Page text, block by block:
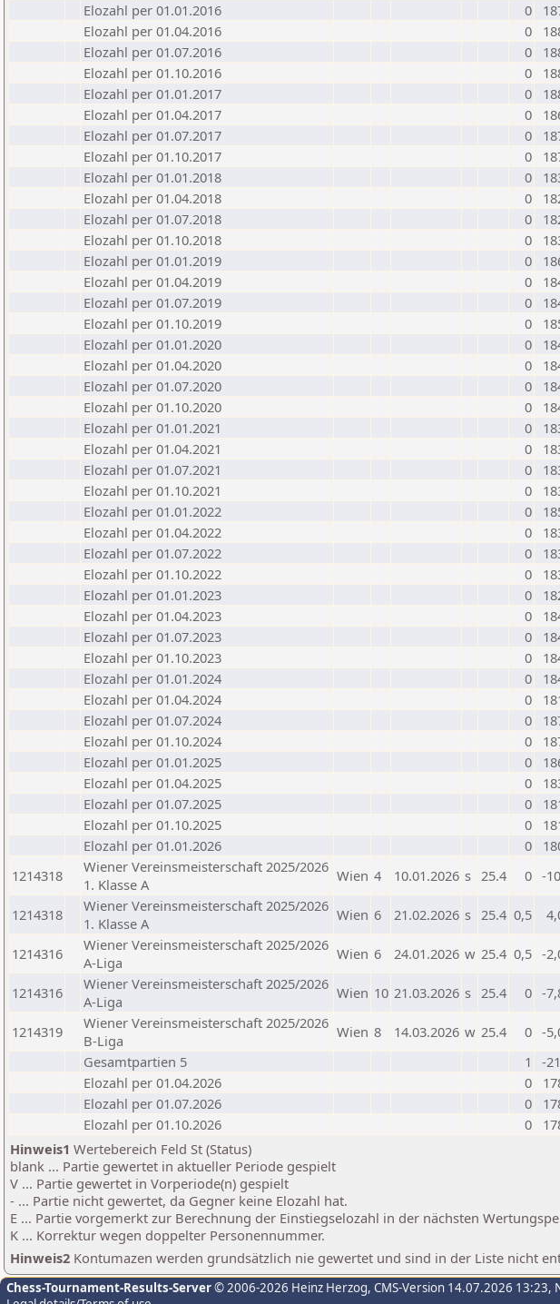
Elozahl per 01.01.2016
0
Elozahl per 01.04.2016
0
Elozahl per 01.07.2016
0
Elozahl per 01.10.2016
0
Elozahl per 01.01.2017
0
Elozahl per 01.04.2017
0
Elozahl per 01.07.2017
0
Elozahl per 01.10.2017
0
Elozahl per 01.01.2018
0
Elozahl per 01.04.2018
0
Elozahl per 01.07.2018
0
Elozahl per 01.10.2018
0
Elozahl per 01.01.2019
0
Elozahl per 01.04.2019
0
Elozahl per 01.07.2019
0
Elozahl per 01.10.2019
0
Elozahl per 01.01.2020
0
Elozahl per 01.04.2020
0
Elozahl per 01.07.2020
0
Elozahl per 01.10.2020
0
Elozahl per 01.01.2021
0
Elozahl per 01.04.2021
0
Elozahl per 01.07.2021
0
Elozahl per 01.10.2021
0
Elozahl per 01.01.2022
0
Elozahl per 01.04.2022
0
Elozahl per 01.07.2022
0
Elozahl per 01.10.2022
0
Elozahl per 01.01.2023
0
Elozahl per 01.04.2023
0
Elozahl per 01.07.2023
0
Elozahl per 01.10.2023
0
Elozahl per 01.01.2024
0
Elozahl per 01.04.2024
0
Elozahl per 01.07.2024
0
Elozahl per 01.10.2024
0
Elozahl per 01.01.2025
0
Elozahl per 01.04.2025
0
Elozahl per 01.07.2025
0
Elozahl per 01.10.2025
0
Elozahl per 01.01.2026
0
1214318
Wiener Vereinsmeisterschaft 2025/2026
1. Klasse A
Wien 4 10.01.2026 s 25.4 0 -
1214318
Wiener Vereinsmeisterschaft 2025/2026
1. Klasse A
Wien 6 21.02.2026 s 25.4 0,5
1214316
Wiener Vereinsmeisterschaft 2025/2026
A-Liga
Wien 6 24.01.2026 w 25.4 0,5 -
1214316
Wiener Vereinsmeisterschaft 2025/2026
A-Liga
Wien 10 21.03.2026 s 25.4 0 -
1214319
Wiener Vereinsmeisterschaft 2025/2026
B-Liga
Wien 8 14.03.2026 w 25.4 0 -
Gesamtpartien 5
1
-
Elozahl per 01.04.2026
0
Elozahl per 01.07.2026
0
Elozahl per 01.10.2026
0
Hinweis1 Wertebereich Feld St (Status)
blank ... Partie gewertet in aktueller Periode gespielt
V ... Partie gewertet in Vorperiode(n) gespielt
- ... Partie nicht gewertet, da Gegner keine Elozahl hat.
E ... Partie vorgemerkt zur Berechnung der Einstiegselozahl in der nächsten
K ... Korrektur wegen doppelter Personennummer.
Hinweis2 Kontumazen werden grundsätzlich nie gewertet und sind in der Liste nicht
Chess-Tournament-Results-Server© 2006-2026 Heinz Herzog, CMS-Version 14.07.2026 13:23,